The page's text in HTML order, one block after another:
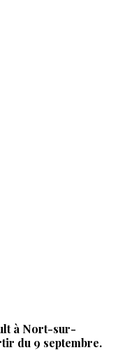
à Nort-sur-
du 9 septembre.